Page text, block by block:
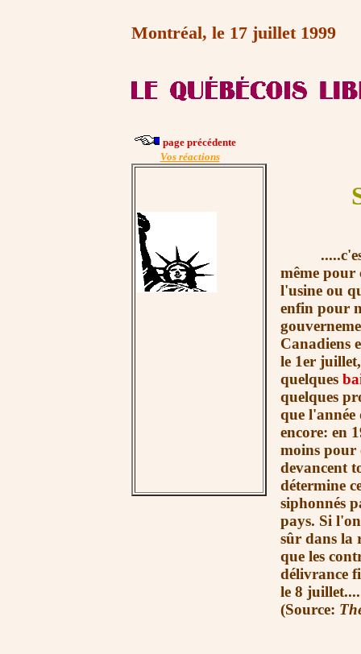
Montréal, le 17 juillet 1999
page précédente
Vos réactions
.....c'est
même
l'usine ou
enfin pour
Canadiens
le 1er
quelques
quelques
que l'année
encore: en
moins pour
devancent
détermine
siphonnés
pays. Si
sûr dans la
que les
délivrance
le 8
(Source: